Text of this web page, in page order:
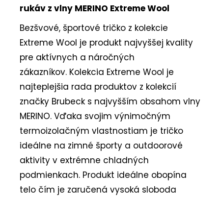
rukáv z vlny MERINO Extreme Wool
Bezšvové, športové tričko z kolekcie
Extreme Wool je produkt najvyššej kvality
pre aktívnych a náročných
zákazníkov. Kolekcia Extreme Wool je
najteplejšia rada produktov z kolekcií
značky Brubeck s najvyšším obsahom vlny
MERINO. Vďaka svojim výnimočným
termoizolačným vlastnostiam je tričko
ideálne na zimné športy a outdoorové
aktivity v extrémne chladných
podmienkach. Produkt ideálne obopína
telo čím je zaručená vysoká sloboda